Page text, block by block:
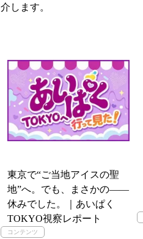
介します。
東京で“ご当地アイスの聖
地”へ。でも、まさかの――
休みでした。｜あいぱく
TOKYO視察レポート